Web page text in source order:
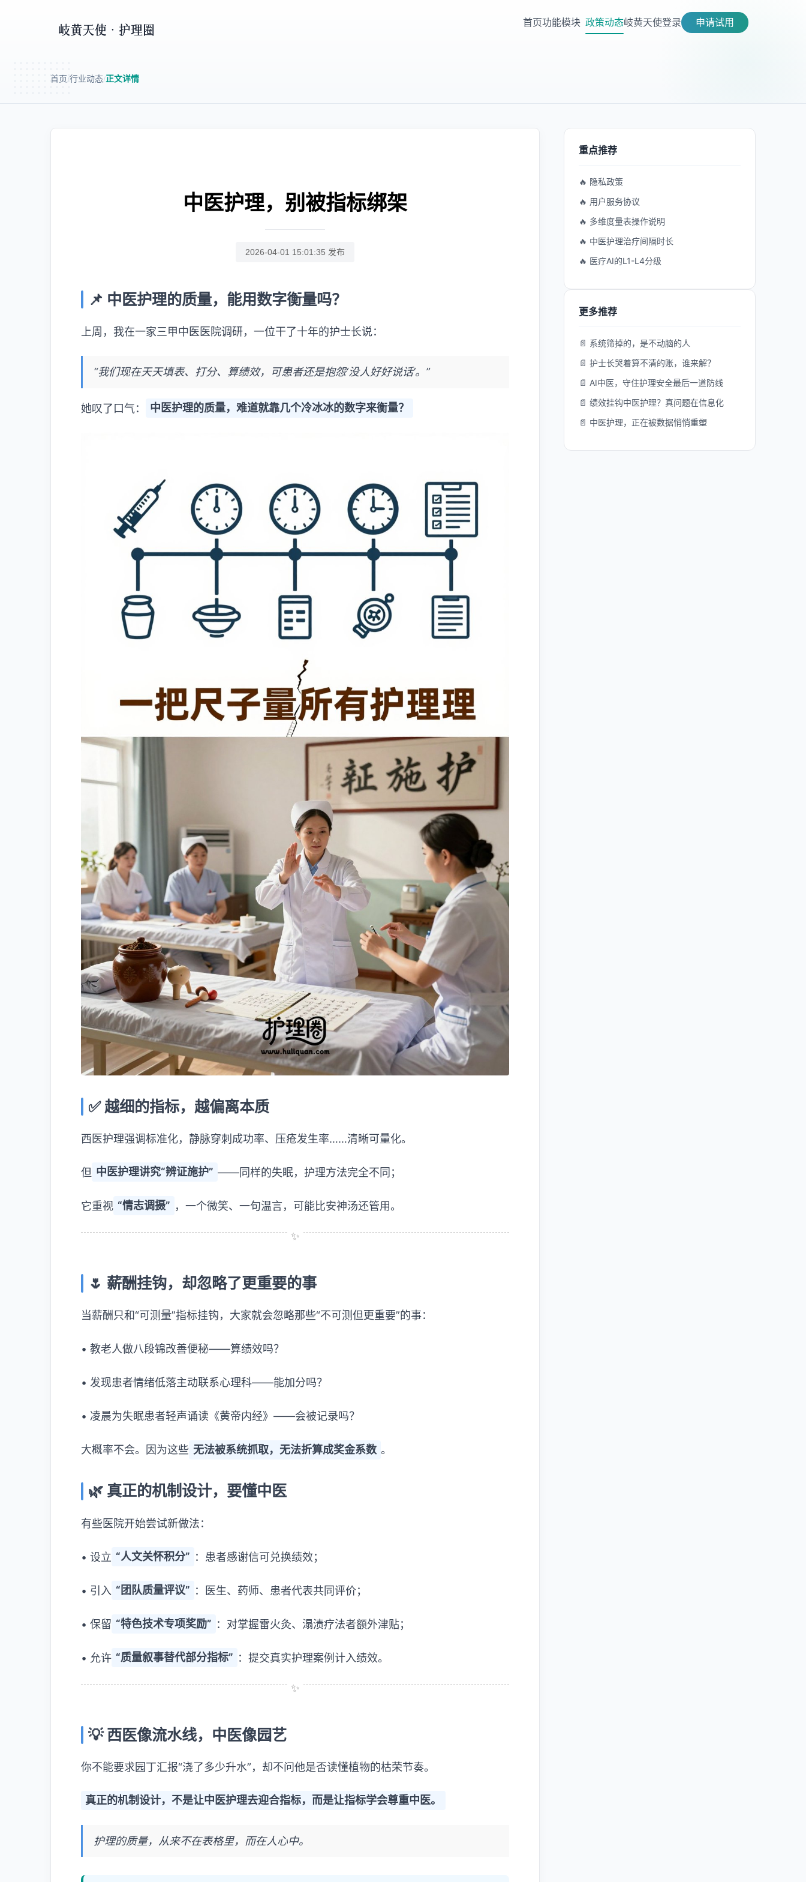
首页功能模块 政策动态岐黄天使登录 申请试用
首页/行业动态/正文详情
中医护理，别被指标绑架
2026-04-01 15:01:35 发布
📌 中医护理的质量，能用数字衡量吗？
上周，我在一家三甲中医医院调研，一位干了十年的护士长说：
“我们现在天天填表、打分、算绩效，可患者还是抱怨‘没人好好说话’。”
她叹了口气： 中医护理的质量，难道就靠几个冷冰冰的数字来衡量？
✅ 越细的指标，越偏离本质
西医护理强调标准化，静脉穿刺成功率、压疮发生率……清晰可量化。
但 中医护理讲究“辨证施护” ——同样的失眠，护理方法完全不同；
它重视 “情志调摄” ，一个微笑、一句温言，可能比安神汤还管用。
🌷 薪酬挂钩，却忽略了更重要的事
当薪酬只和“可测量”指标挂钩，大家就会忽略那些“不可测但更重要”的事：
• 教老人做八段锦改善便秘——算绩效吗？
• 发现患者情绪低落主动联系心理科——能加分吗？
• 凌晨为失眠患者轻声诵读《黄帝内经》——会被记录吗？
大概率不会。因为这些 无法被系统抓取，无法折算成奖金系数 。
🌿 真正的机制设计，要懂中医
有些医院开始尝试新做法：
• 设立 “人文关怀积分” ：患者感谢信可兑换绩效；
• 引入 “团队质量评议” ：医生、药师、患者代表共同评价；
• 保留 “特色技术专项奖励” ：对掌握雷火灸、溻渍疗法者额外津贴；
• 允许 “质量叙事替代部分指标” ：提交真实护理案例计入绩效。
💡 西医像流水线，中医像园艺
你不能要求园丁汇报“浇了多少升水”，却不问他是否读懂植物的枯荣节奏。
真正的机制设计，不是让中医护理去迎合指标，而是让指标学会尊重中医。
护理的质量，从来不在表格里，而在人心中。
重点推荐
🔥 隐私政策
🔥 用户服务协议
🔥 多维度量表操作说明
🔥 中医护理治疗间隔时长
🔥 医疗AI的L1-L4分级
更多推荐
📄 系统筛掉的，是不动脑的人
📄 护士长哭着算不清的账，谁来解？
📄 AI中医，守住护理安全最后一道防线
📄 绩效挂钩中医护理？真问题在信息化
📄 中医护理，正在被数据悄悄重塑